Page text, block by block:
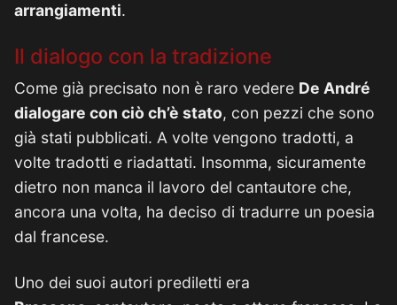
arrangiamenti.
Il dialogo con la tradizione
Come già precisato non è raro vedere De André
dialogare con ciò ch’è stato, con pezzi che sono
già stati pubblicati. A volte vengono tradotti, a
volte tradotti e riadattati. Insomma, sicuramente
dietro non manca il lavoro del cantautore che,
ancora una volta, ha deciso di tradurre un poesia
dal francese.
Uno dei suoi autori prediletti era